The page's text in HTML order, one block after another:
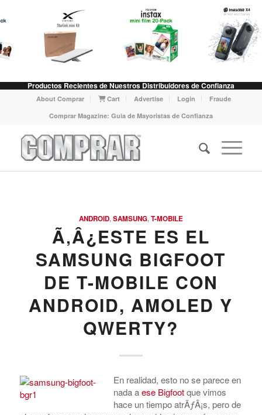
Productos Recientes de Nuestros Distribuidores de Confianza
About Comprar Cart Advertise Login
Fraude
Comprar Magazine: Guia de Mayoristas de Confianza
ANDROID,SAMSUNG,T-MOBILE
Ã‚Â¿ESTE ES EL
SAMSUNG BIGFOOT
DE T-MOBILE CON
ANDROID, AMOLED Y
QWERTY?
En realidad, esto no se parece en
nada aese Bigfootque vimos
hace un tiempo atrÃƒÂ¡s, pero de